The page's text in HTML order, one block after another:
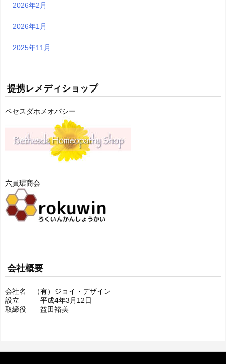
2026年2月
2026年1月
2025年11月
提携レメディショップ
ベセスダホメオパシー
六員環商会
会社概要
会社名 （有）ジョイ・デザイン
設立 平成4年3月12日
取締役 益田裕美